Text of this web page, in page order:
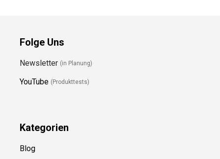
Folge Uns
Newsletter (in Planung)
YouTube (Produkttests)
Kategorien
Blog